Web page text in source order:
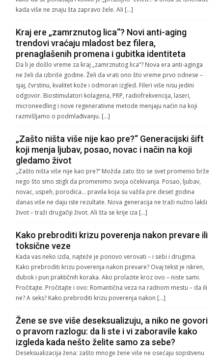
kada više ne znaju šta zapravo žele. Ali […]
Kraj ere „zamrznutog lica“? Novi anti-aging
trendovi vraćaju mladost bez filera,
prenaglašenih promena i gubitka identiteta
Da li je došlo vreme za kraj „zamrznutog lica“? Nova era anti-aginga
ne želi da izbriše godine. Želi da vrati ono što vreme prvo odnese –
sjaj, čvrstinu, kvalitet kože i odmoran izgled. Fileri više nisu jedini
odgovor. Biostimulatori kolagena, PRP, radiofrekvencija, laseri,
microneedling i nove regenerativne metode menjaju način na koji
razmišljamo o podmlađivanju. […]
„Zašto ništa više nije kao pre?“ Generacijski šift
koji menja ljubav, posao, novac i način na koji
gledamo život
„Zašto ništa više nije kao pre?“ Možda zato što se svet promenio brže
nego što smo stigli da promenimo svoja očekivanja. Posao, ljubav,
novac, uspeh, porodica… pravila koja su važila pre deset godina
danas više ne daju iste rezultate. Nova generacija ne traži nužno lakši
život – traži drugačiji život. Ali šta se krije iza […]
Kako prebroditi krizu poverenja nakon prevare ili
toksične veze
Kada vas neko izda, najteže je ponovo verovati – i sebi i drugima.
Kako prebroditi krizu poverenja nakon prevare? Ovaj tekst je iskren,
dubok i pun praktičnih koraka. Ako prolazite kroz ovo – niste sami.
Pročitajte. Pročitajte i ovo: Romantična veza na radnom mestu – da ili
ne? A seks? Kako prebroditi krizu poverenja nakon […]
Žene se sve više deseksualizuju, a niko ne govori
o pravom razlogu: da li ste i vi zaboravile kako
izgleda kada nešto želite samo za sebe?
Deseksualizacija žena: zašto mnoge žene više ne osećaju sopstvenu